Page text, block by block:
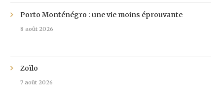
Porto Monténégro : une vie moins éprouvante
8 août 2026
Zoïlo
7 août 2026